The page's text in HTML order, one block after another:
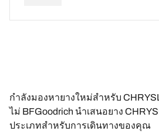
กำลังมองหายางใหม่สำหรับ
ไม่ BFGoodrich นำเสนอยาง
ประเภทสำหรับการเดินทางของคุณ